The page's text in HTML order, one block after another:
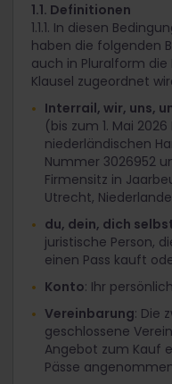
1.1. Definitionen
1.1.1. In diesen
haben die folgenden
auch in Pluralform
Klausel zugeordnet
Interrail, wir, uns,
(bis zum 1. Mai
niederländischen
Nummer 3026952
Firmensitz in
Utrecht,
du, dein, dich
juristische Person,
einen Pass kauft
Konto: Ihr
Vereinbarung: Die
geschlossene
Angebot zum Kauf
Pässe